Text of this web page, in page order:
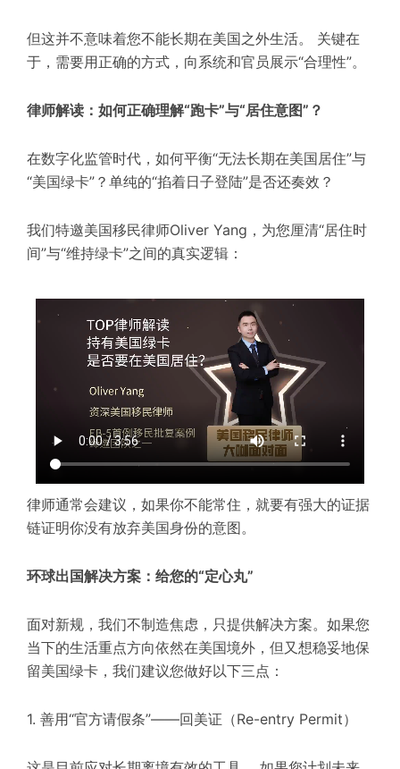
但这并不意味着您不能长期在美国之外生活。 关键在
于，需要用正确的方式，向系统和官员展示“合理性”。
律师解读：如何正确理解“跑卡”与“居住意图”？
在数字化监管时代，如何平衡“无法长期在美国居住”与
“美国绿卡”？单纯的“掐着日子登陆”是否还奏效？
我们特邀美国移民律师Oliver Yang，为您厘清“居住时
间”与“维持绿卡”之间的真实逻辑：
律师通常会建议，如果你不能常住，就要有强大的证据
链证明你没有放弃美国身份的意图。
环球出国解决方案：给您的“定心丸”
面对新规，我们不制造焦虑，只提供解决方案。如果您
当下的生活重点方向依然在美国境外，但又想稳妥地保
留美国绿卡，我们建议您做好以下三点：
1. 善用“官方请假条”——回美证（Re-entry Permit）